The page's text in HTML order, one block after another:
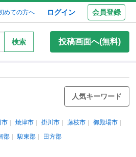
めての方へ ログイン 会員登録
検索 投稿画面へ(無料)
人気キーワード
市 焼津市 掛川市 藤枝市
御殿場市
郡 駿東郡 田方郡